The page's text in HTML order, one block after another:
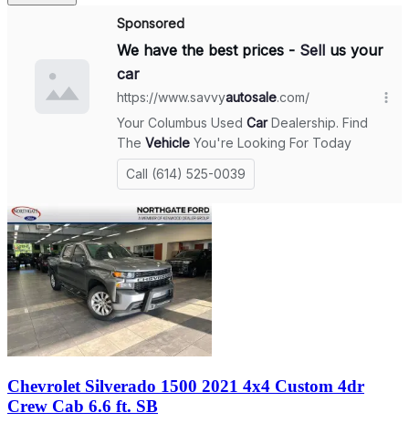
Chevrolet Silverado 1500 2021 4x4 Custom 4dr
Crew Cab 6.6 ft. SB